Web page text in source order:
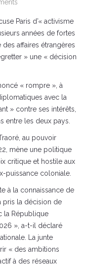
Paris d’« activisme
années de fortes
affaires étrangères
» une « décision
« rompre », à
avec la
» contre ses intérêts,
entre les deux pays.
au pouvoir
mène une politique
critique et hostile aux
puissance coloniale.
à la connaissance de
pris la décision de
la République
», a-t-il déclaré
La junte
« des ambitions
à des réseaux